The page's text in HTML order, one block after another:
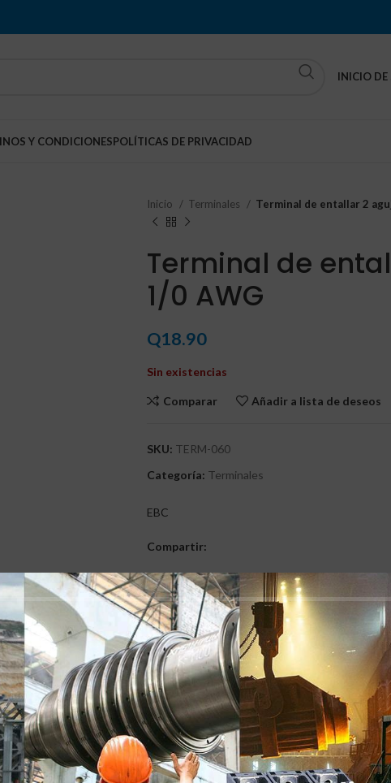
INICIO DE
Y CONDICIONESPOLÍTICAS DE PRIVACIDAD
Inicio
Terminales Terminal de entallar 2
Terminal de
1/0 AWG
Q18.90
Sin existencias
Comparar Añadir a lista de deseos
SKU: TERM-060
Categoría: Terminales
EBC
Compartir:
MARCA VALORACIONES (0) ENTREGAS Y ENVIOS
(3/8″) (según referencia)